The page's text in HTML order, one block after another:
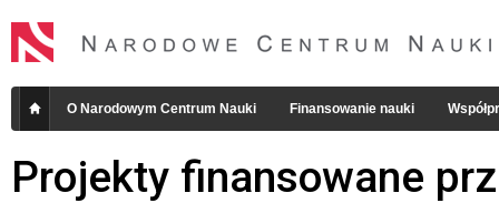
O Narodowym Centrum Nauki Finansowanie nauki
Projekty finansowane